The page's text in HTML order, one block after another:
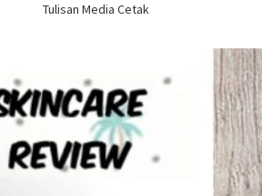
Tulisan Media Cetak